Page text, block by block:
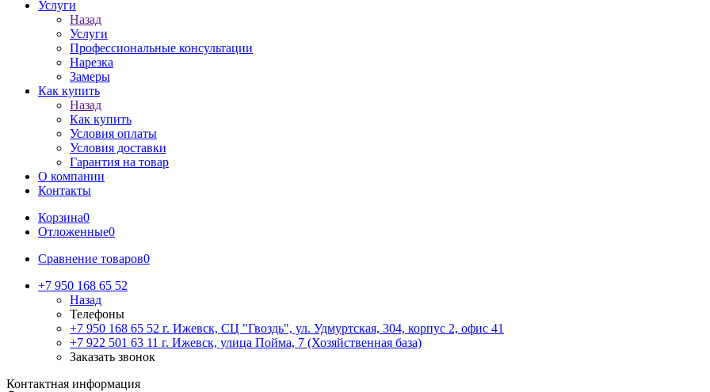
Услуги
Назад
Услуги
Профессиональные консультации
Нарезка
Замеры
Как купить
Назад
Как купить
Условия оплаты
Условия доставки
Гарантия на товар
О компании
Контакты
Корзина0
Отложенные0
Сравнение товаров0
+7 950 168 65 52
Назад
Телефоны
+7 950 168 65 52 г. Ижевск, СЦ "Гвоздь", ул. Удмуртская, 304, корпус 2, офис 41
+7 922 501 63 11 г. Ижевск, улица Пойма, 7 (Хозяйственная база)
Заказать звонок
Контактная информация